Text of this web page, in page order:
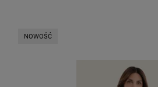
NOWOŚĆ